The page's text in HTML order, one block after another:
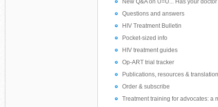
New Q&A on U=U... Has your
Questions and answers
HIV Treatment Bulletin
Pocket-sized info
HIV treatment guides
Op-ART trial tracker
Publications, resources &
Order & subscribe
Treatment training for advocates: a